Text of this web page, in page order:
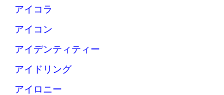
アイコラ
アイコン
アイデンティティー
アイドリング
アイロニー